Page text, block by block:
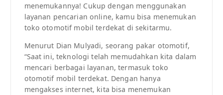
menemukannya! Cukup dengan menggunakan
layanan pencarian online, kamu bisa menemukan
toko otomotif mobil terdekat di sekitarmu.
Menurut Dian Mulyadi, seorang pakar otomotif,
“Saat ini, teknologi telah memudahkan kita dalam
mencari berbagai layanan, termasuk toko
otomotif mobil terdekat. Dengan hanya
mengakses internet, kita bisa menemukan